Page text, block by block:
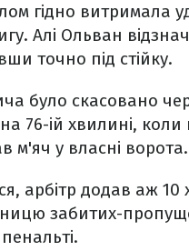
гідно витримала
Алі Ольван
точно під стійку.
було скасовано
76-ій хвилині,
м'яч у власні ворота.
арбітр додав аж 10
забитих-